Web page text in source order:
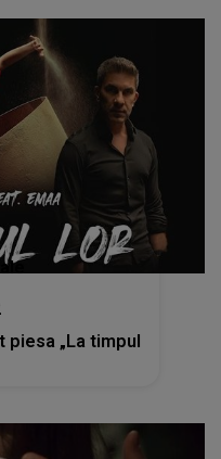
piesa „La timpul